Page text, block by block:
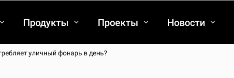
Продукты Проекты Новости
уличный фонарь в день?